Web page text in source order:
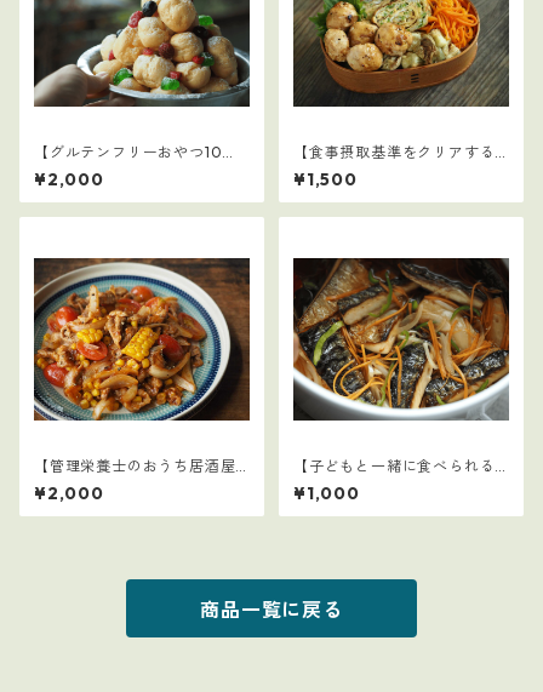
【グルテンフリーおやつ10
選】3
¥2,000
【食事摂取基準をクリアする
学童弁当（夏休み編）】1
¥1,500
【管理栄養士のおうち居酒屋1
0選】3
¥2,000
【子どもと一緒に食べられる
ごはん】19
¥1,000
商品一覧に戻る